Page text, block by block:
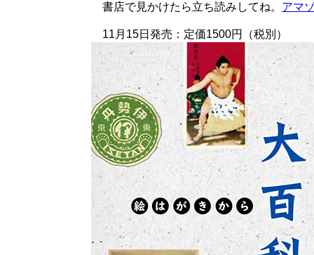
書店で見かけたら立ち読みしてね。 アマ
11月15日発売：定価1500円（税別）